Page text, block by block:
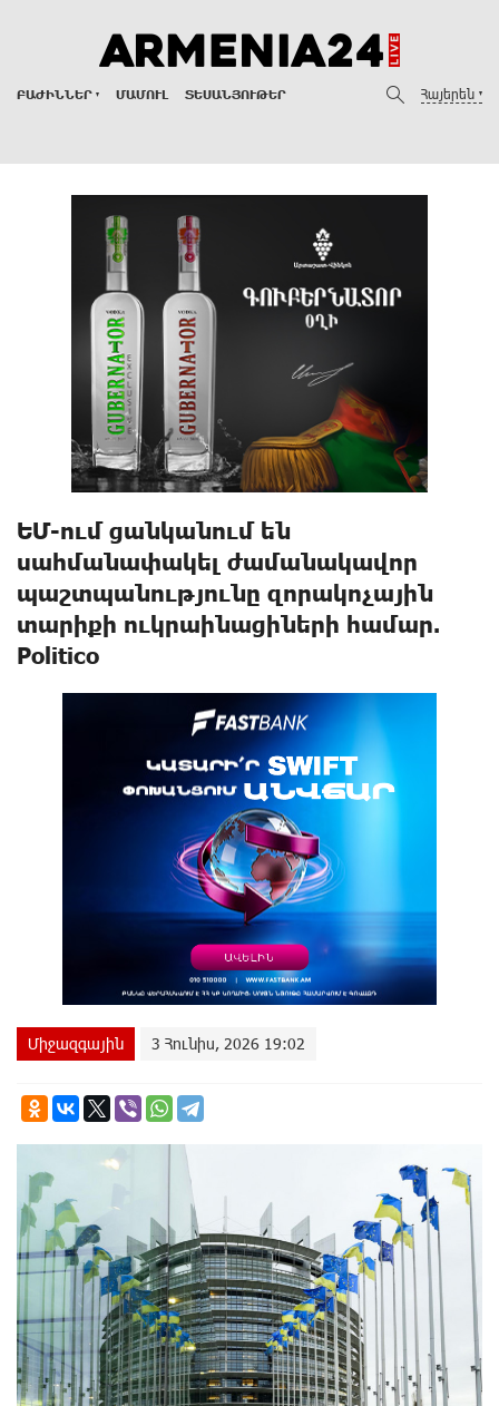
ԲԱԺԻՆՆԵՐ ՄԱՄՈՒԼ ՏԵՍԱՆՅՈՒԹԵՐ Հայերեն
ԵՄ-ում ցանկանում են
սահմանափակել ժամանակավոր
պաշտպանnւթյունը զորակnչային
տարիքի ուկրաինացիների համար.
Politico
Միջազգային 3 Հունիս, 2026 19:02